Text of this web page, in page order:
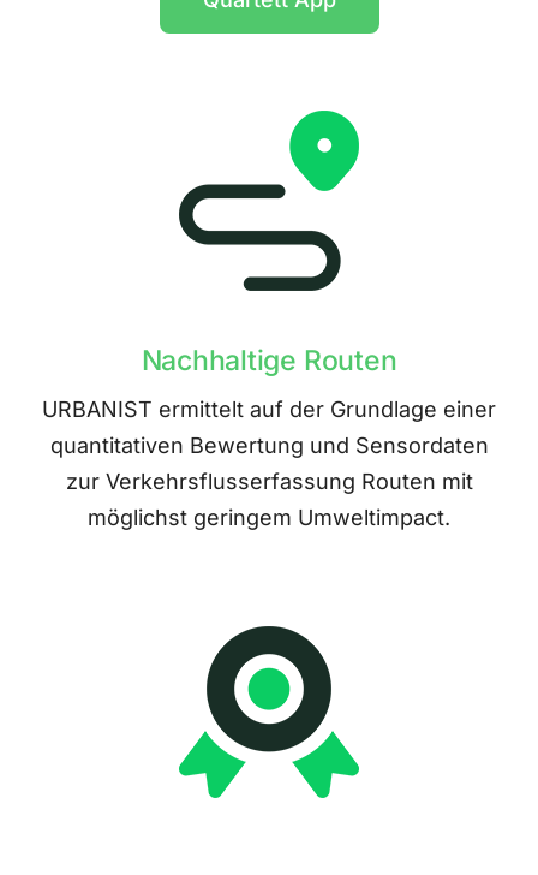
Nachhaltige Routen
URBANIST ermittelt auf der Grundlage einer
quantitativen Bewertung und Sensordaten
zur Verkehrsflusserfassung Routen mit
möglichst geringem Umweltimpact.